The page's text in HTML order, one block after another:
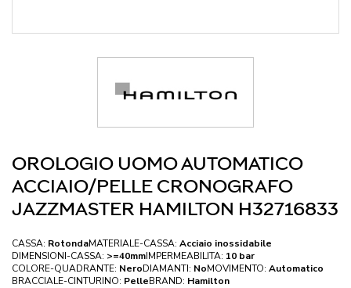
OROLOGIO UOMO AUTOMATICO
ACCIAIO/PELLE CRONOGRAFO
JAZZMASTER HAMILTON H32716833
CASSA: RotondaMATERIALE-CASSA: Acciaio inossidabile
DIMENSIONI-CASSA: >=40mmIMPERMEABILITA: 10 bar
COLORE-QUADRANTE: NeroDIAMANTI: NoMOVIMENTO: Automatico
BRACCIALE-CINTURINO: PelleBRAND: Hamilton